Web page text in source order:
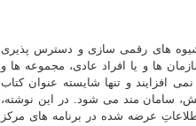
های رقمی سازی و دسترس پذیری
ها و یا افراد عادی، مجموعه ها و
افزایند و تنها شایسته عنوان کتاب
سامان مند می شود. در این نوشته،
عرضه شده در برنامه های مرکز